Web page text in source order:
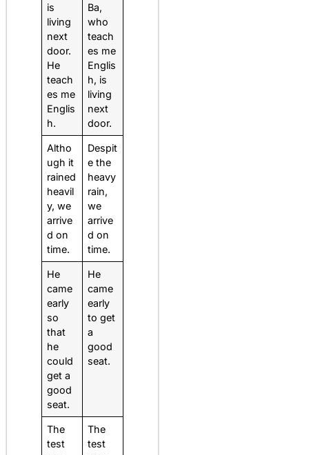
is
living
next
door.
He
teach
es me
Englis
h.
Ba,
who
teach
es me
Englis
h, is
living
next
door.
Altho
ugh it
rained
heavil
y, we
arrive
d on
time.
Despit
e the
heavy
rain,
we
arrive
d on
time.
He
came
early
so
that
he
could
get a
good
seat.
He
came
early
to get
a
good
seat.
The
test
The
test